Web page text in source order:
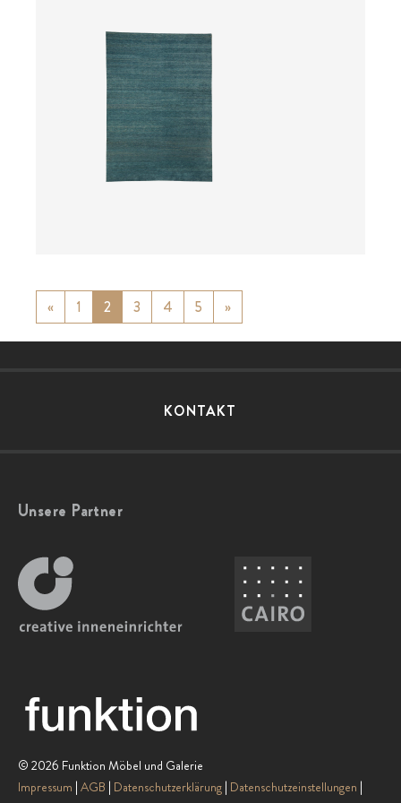
« Previous
1 2 3 4 5 »
KONTAKT
Unsere Partner
© 2026 Funktion Möbel und Galerie
Impressum AGB Datenschutzerklärung Datenschutzeinstellungen